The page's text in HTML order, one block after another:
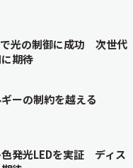
光の制御に成功 次世代
期待
ーの制約を越える
発光LEDを実証 ディス